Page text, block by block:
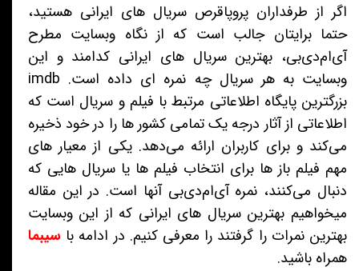
اگر از طرفداران پروپاقرص سریال های ایرانی هستید،
حتما برایتان جالب است که از نگاه وبسایت مطرح
آی‌ام‌دی‌بی، بهترین سریال های ایرانی کدامند و این
وبسایت به هر سریال چه نمره ای داده است. imdb
بزرگترین پایگاه اطلاعاتی مرتبط با فیلم و سریال است که
اطلاعاتی از آثار درجه یک تمامی کشور ها را در خود ذخیره
می‌کند و برای کاربران ارائه می‌دهد. یکی از معیار های
مهم فیلم باز ها برای انتخاب فیلم ها یا سریال هایی که
دنبال می‌کنند، نمره آی‌ام‌دی‌بی آنها است. در این مقاله
میخواهیم بهترین سریال های ایرانی که از این وبسایت
بهترین نمرات را گرفتند را معرفی کنیم. در ادامه با سیبما
همراه باشید.